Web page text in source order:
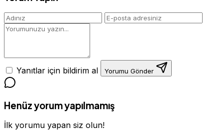
Yanıtlar için bildirim al Yorumu Gönder
Henüz yorum yapılmamış
İlk yorumu yapan siz olun!